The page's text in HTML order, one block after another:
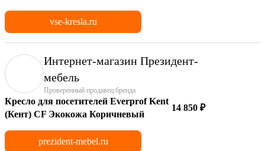
vse-kresla.ru
Интернет-магазин Президент-
мебель
Проверенный продавец бренда
Кресло для посетителей Everprof Kent
(Кент) CF Экокожа Коричневый
14 850 ₽
prezident-mebel.ru